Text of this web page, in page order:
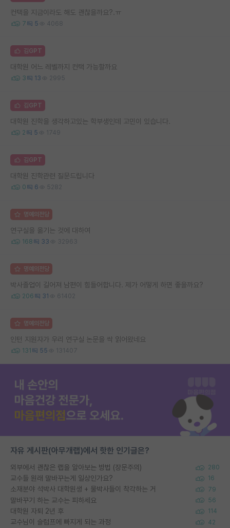
컨택을 지금이라도 해도 괜찮을까요?.ㅠ
7 5 4068
김GPT
대학원 어느 레벨까지 컨택 가능할까요
3 13 2995
김GPT
대학원 진학을 생각하고있는 학부생인데 고민이 있습니다.
2 5 1749
김GPT
대학원 진학관련 질문드립니다
0 6 5282
명예의전당
연구실을 옮기는 것에 대하여
168 33 32963
명예의전당
박사졸업이 길어져 남편이 힘들어합니다. 제가 어떻게 하면 좋을까요?
206 31 61402
명예의전당
인턴 지원자가 우리 연구실 논문을 싹 읽어왔네요
131 55 131407
자유 게시판(아무개랩)에서 핫한 인기글은?
외부에서 괜찮은 랩을 알아보는 방법 (장문주의) 280
교수들 원래 말바꾸는게 일상인가요? 16
소재분야 석박사 대학원생 + 물박사들이 착각하는 거 79
말바꾸기 하는 교수는 피하세요 56
대학원 자퇴 2년 후 114
교수님이 슬럼프에 빠지게 되는 과정 42